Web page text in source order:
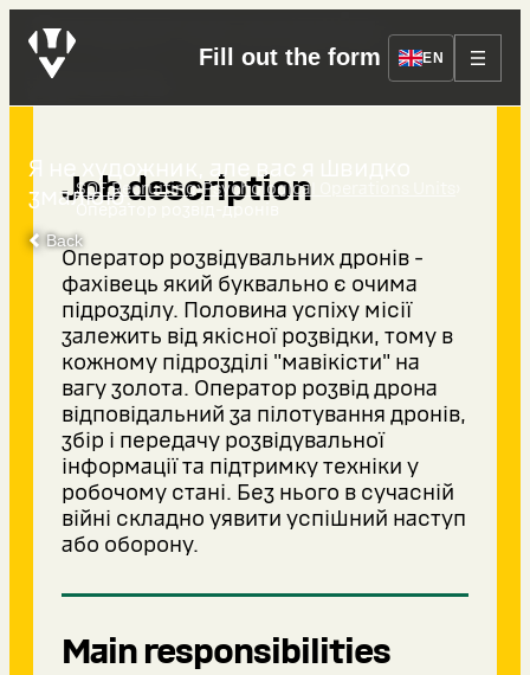
Fill out the form EN
SOF Recruiting›Psychological Operations Units
Оператор розвід-дронів
Back
Оператор розвід-
дронів
Я не художник, але вас я швидко
змалюю.
Job description
Оператор розвідувальних дронів -
фахівець який буквально є очима
підрозділу. Половина успіху місії
залежить від якісної розвідки, тому в
кожному підрозділі "мавікісти" на
вагу золота. Оператор розвід дрона
відповідальний за пілотування дронів,
збір і передачу розвідувальної
інформації та підтримку техніки у
робочому стані. Без нього в сучасній
війні складно уявити успішний наступ
або оборону.
Main responsibilities